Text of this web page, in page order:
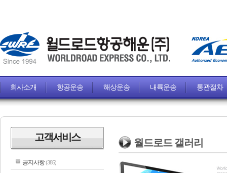
회사소개 항공운송 해상운송 내륙운송 통관절차
고객서비스
공지사항(385)
월드로드 갤러리